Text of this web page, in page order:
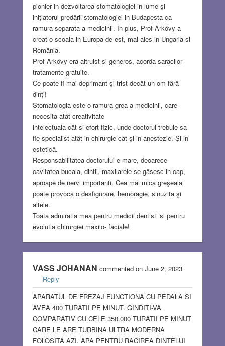
pionier in dezvoltarea stomatologiei in lume şi
inițiatorul predării stomatologiei in Budapesta ca
ramura separata a medicinii. In plus, Prof Arkövy a
creat o scoala in Europa de est, mai ales in Ungaria si
România.
Prof Arkövy era altruist si generos, acorda saracilor
tratamente gratuite.
Ce poate fi mai deprimant şi trist decât un om fără
dinți!
Stomatologia este o ramura grea a medicinii, care
necesita atât creativitate
intelectuala cât si efort fizic, unde doctorul trebuie sa
fie specialist atăt in chirurgie cât şi in anestezie. Şi in
estetică.
Responsabilitatea doctorului e mare, deoarece
cavitatea bucala, dintii, maxilarele se găsesc in cap,
aproape de nervi importanti. Cea mai mica greşeala
poate provoca o desfigurare, hemoragie, sinuzita şi
altele.
Toata admiratia mea pentru medicii dentisti si pentru
evolutia chirurgiei maxilo- faciale!
VASS JOHANAN commented on June 2, 2023
Reply
APARATUL DE FREZAJ FUNCTIONA CU PEDALA SI
AVEA 400 TURATII PE MINUT. GINDITI-VA
COMPARATIV CU CELE 350.000 TURATII PE MINUT
CARE LE ARE TURBINA ULTRA MODERNA
FOLOSITA AZI. APA PENTRU RACIREA DINTELUI